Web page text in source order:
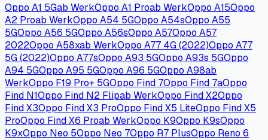
Oppo A1 5Gab WerkOppo A1 Proab WerkOppo A15Oppo
A2 Proab WerkOppo A54 5GOppo A54sOppo A55
5GOppo A56 5GOppo A56sOppo A57Oppo A57
2022Oppo A58xab WerkOppo A77 4G (2022)Oppo A77
5G (2022)Oppo A77sOppo A93 5GOppo A93s 5GOppo
A94 5GOppo A95 5GOppo A96 5GOppo A98ab
WerkOppo F19 Pro+ 5GOppo Find 7Oppo Find 7aOppo
Find N1Oppo Find N2 Flipab WerkOppo Find X2Oppo
Find X3Oppo Find X3 ProOppo Find X5 LiteOppo Find X5
ProOppo Find X6 Proab WerkOppo K9Oppo K9sOppo
K9xOppo Neo 5Oppo Neo 7Oppo R7 PlusOppo Reno 6